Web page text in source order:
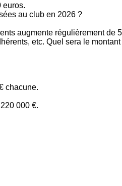
euros.
au club en 2026 ?
augmente régulièrement de
etc. Quel sera le
chacune.
000 €.